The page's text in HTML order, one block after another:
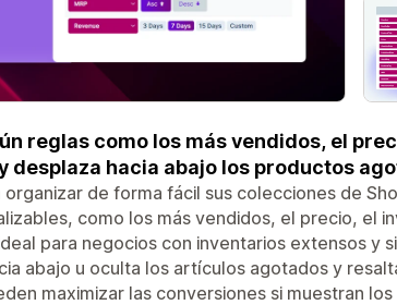
reglas como los más vendidos, el
desplaza hacia abajo los productos
de forma fácil sus colecciones de
como los más vendidos, el precio, el
para negocios con inventarios extensos y
abajo u oculta los artículos agotados y
maximizar las conversiones si muestran